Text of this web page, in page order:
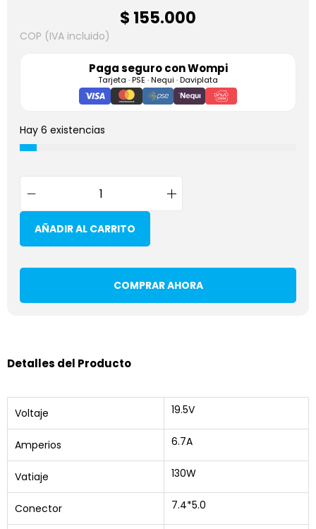
$ 155.000
COP (IVA incluido)
Paga seguro conWompi
Tarjeta · PSE · Nequi · Daviplata
Hay 6 existencias
AÑADIR AL CARRITO
COMPRAR AHORA
Detalles del Producto
Voltaje 19.5V
Amperios 6.7A
Vatiaje 130W
Conector 7.4*5.0